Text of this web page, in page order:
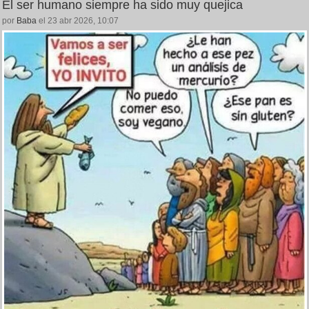
El ser humano siempre ha sido muy quejica
por Baba el 23 abr 2026, 10:07